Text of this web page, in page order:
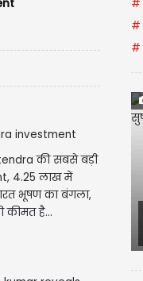
की सबसे बड़ी
4.25 लाख में
भूषण का बंगला,
कीमत है...
#
#
#